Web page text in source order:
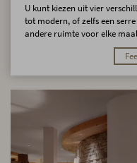
U kunt kiezen uit vier
tot modern, of zelfs een
andere ruimte voor elke